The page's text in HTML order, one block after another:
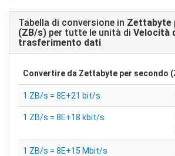
Tabella di conversione in Zettabyte
(ZB/s) per tutte le unità di Velocità
trasferimento dati
Convertire da Zettabyte per secondo
1 ZB/s = 8E+21 bit/s
1 ZB/s = 8E+18 kbit/s
1 ZB/s = 8E+15 Mbit/s